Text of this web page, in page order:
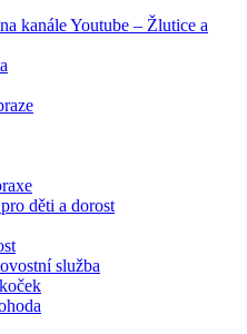
kanále Youtube – Žlutice a
děti a dorost
služba